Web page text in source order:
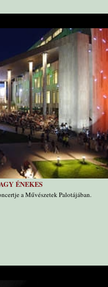
ÉNEKES
a Művészetek Palotájában.